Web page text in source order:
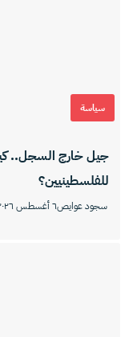
سياسة
جيل خارج السجل..
للفلسطينيين؟
سجود عوايص٦ أغسطس ٢٠٢٦